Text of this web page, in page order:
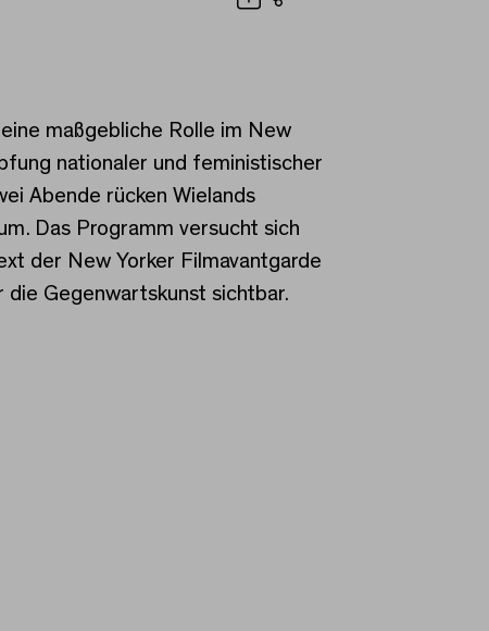
maßgebliche Rolle im New
nationaler und feministischer
Abende rücken Wielands
Das Programm versucht sich
der New Yorker Filmavantgarde
Gegenwartskunst sichtbar.